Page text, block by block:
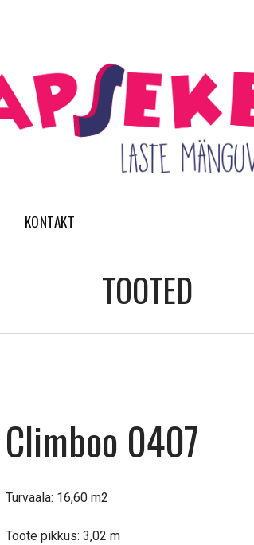
KONTAKT
TOOTED
Climboo 0407
Turvaala: 16,60 m2
Toote pikkus: 3,02 m